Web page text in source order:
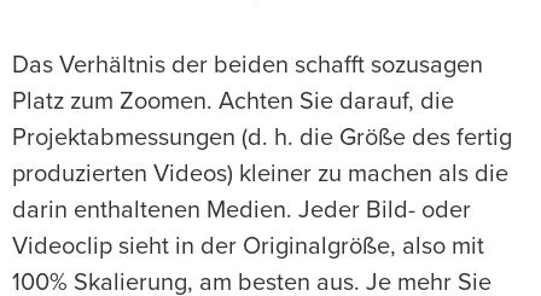
Das Verhältnis der beiden schafft sozusagen
Platz zum Zoomen. Achten Sie darauf, die
Projektabmessungen (d. h. die Größe des fertig
produzierten Videos) kleiner zu machen als die
darin enthaltenen Medien. Jeder Bild- oder
Videoclip sieht in der Originalgröße, also mit
100% Skalierung, am besten aus. Je mehr Sie